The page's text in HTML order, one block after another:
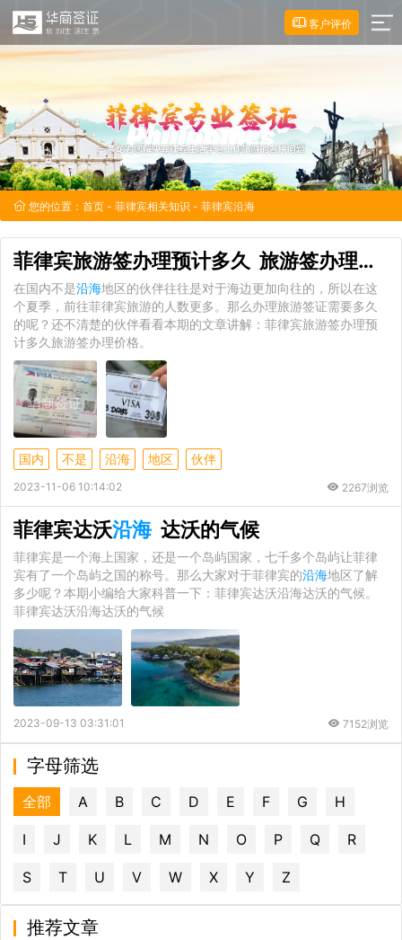
客户评价
您的位置： 首页 - 菲律宾相关知识 - 菲律宾沿海
菲律宾旅游签办理预计多久 旅游签办理价格
在国内不是沿海地区的伙伴往往是对于海边更加向往的，所以在这
个夏季，前往菲律宾旅游的人数更多。那么办理旅游签证需要多久
的呢？还不清楚的伙伴看看本期的文章讲解：菲律宾旅游签办理预
计多久旅游签办理价格。
国内 不是 沿海 地区 伙伴
2023-11-06 10:14:02 2267浏览
菲律宾达沃沿海达沃的气候
菲律宾是一个海上国家，还是一个岛屿国家，七千多个岛屿让菲律
宾有了一个岛屿之国的称号。那么大家对于菲律宾的沿海地区了解
多少呢？本期小编给大家科普一下：菲律宾达沃沿海达沃的气候。
菲律宾达沃沿海达沃的气候
2023-09-13 03:31:01 7152浏览
字母筛选
全部 A B C D E F G H
I J K L M N O P Q R
S T U V W X Y Z
推荐文章